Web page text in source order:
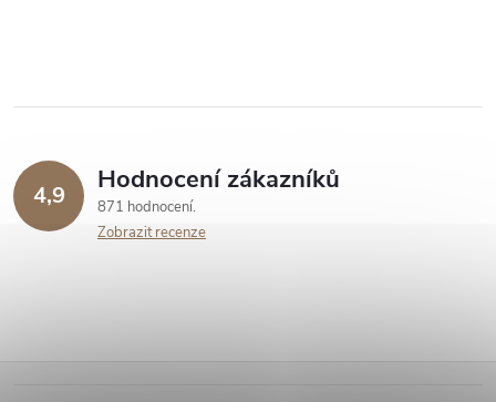
4,9 Hodnocení zákazníků
871 hodnocení
Zobrazit recenze